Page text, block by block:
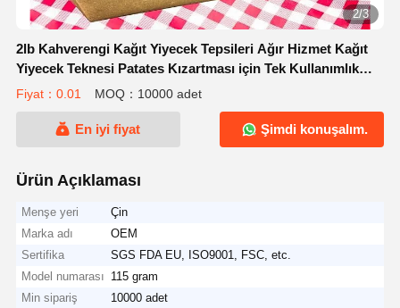
2/3
2lb Kahverengi Kağıt Yiyecek Tepsileri Ağır Hizmet Kağıt
Yiyecek Teknesi Patates Kızartması için Tek Kullanımlık
Servis Sepeti Tepsisi Nachos Snack Hot Dog Taco
Fiyat：0.01 MOQ：10000 adet
En iyi fiyat Şimdi konuşalım.
Ürün Açıklaması
Menşe yeri
Çin
Marka adı
OEM
Sertifika
SGS FDA EU, ISO9001, FSC, etc.
Model numarası 115 gram
Min sipariş
10000 adet